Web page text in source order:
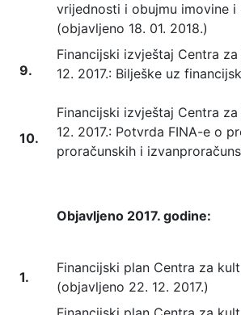
vrijednosti i obujmu imovine
(objavljeno 18. 01. 2018.)
9.
Financijski izvještaj Centra
12. 2017.: Bilješke uz
10.
Financijski izvještaj Centra
12. 2017.: Potvrda FINA-e o
proračunskih i
Objavljeno 2017. godine:
1.
Financijski plan Centra za
(objavljeno 22. 12. 2017.)